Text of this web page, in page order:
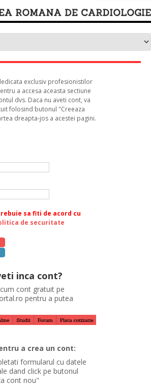
exclusiv profesionistilor
a accesa aceasta sectiune
dvs. Daca nu aveti cont, va
folosind butonul "Creeaza
dreapta-jos a acestei pagini.
sa fiti de acord cu
de securitate
inca cont?
cont gratuit pe
pentru a putea
a crea un cont:
formularul cu datele
dand click pe butonul
cont nou"